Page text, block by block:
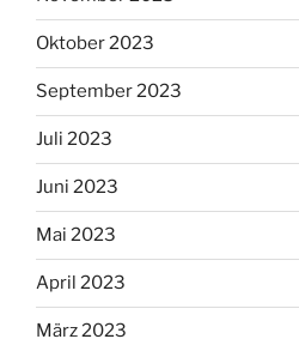
Oktober 2023
September 2023
Juli 2023
Juni 2023
Mai 2023
April 2023
März 2023